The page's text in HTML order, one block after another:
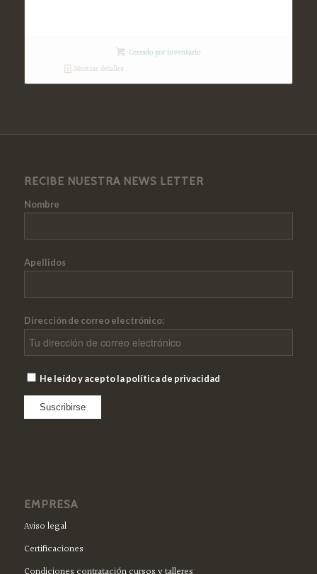
Cerrado por inventario
Mostrar detalles
RECIBE NUESTRA NEWS LETTER
Nombre
Apellidos
Dirección de correo electrónico:
He leído y acepto la política de privacidad
EMPRESA
Aviso legal
Certificaciones